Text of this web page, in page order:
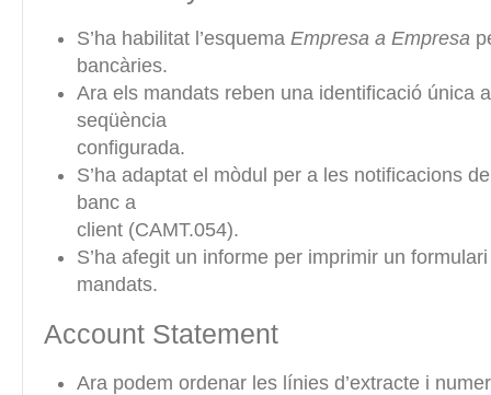
S’ha habilitat l’esquema Empresa a Empresa
bancàries.
Ara els mandats reben una identificació única
seqüència
configurada.
S’ha adaptat el mòdul per a les notificacions
banc a
client (CAMT.054).
S’ha afegit un informe per imprimir un
mandats.
Account Statement
Ara podem ordenar les línies d’extracte i